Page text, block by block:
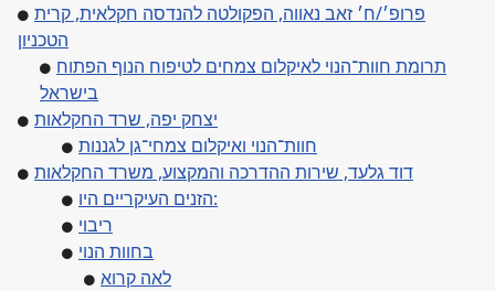
פרופ׳/ח׳ זאב נאווה, הפקולטה להנדסה חקלאית, קרית
הטכניון
תרומת חוות־הנוי לאיקלום צמחים לטיפוח הנוף הפתוח
בישראל
יצחק יפה, שרד החקלאות
חוות־הנוי ואיקלום צמחי־גן לגננות
דוד גלעד, שירות ההדרכה והמקצוע, משרד החקלאות
הזנים העיקריים היו:
ריבוי
בחוות הנוי
לאה קרוא